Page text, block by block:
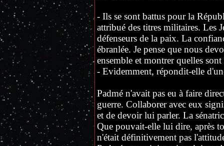
- Ils se sont battus pour la
attribué des titres militaires. Les
défenseurs de la paix. La
ébranlée. Je pense que nous
ensemble et montrer quelles
- Evidemment, répondit-elle
Padmé n'avait pas eu à faire
guerre. Collaborer avec eux
et de devoir lui parler. La
Que pouvait-elle lui dire, après
n'était définitivement pas